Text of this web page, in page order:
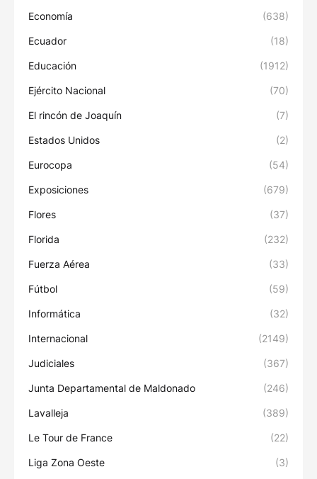
Economía (638)
Ecuador (18)
Educación (1912)
Ejército Nacional (70)
El rincón de Joaquín (7)
Estados Unidos (2)
Eurocopa (54)
Exposiciones (679)
Flores (37)
Florida (232)
Fuerza Aérea (33)
Fútbol (59)
Informática (32)
Internacional (2149)
Judiciales (367)
Junta Departamental de Maldonado (246)
Lavalleja (389)
Le Tour de France (22)
Liga Zona Oeste (3)